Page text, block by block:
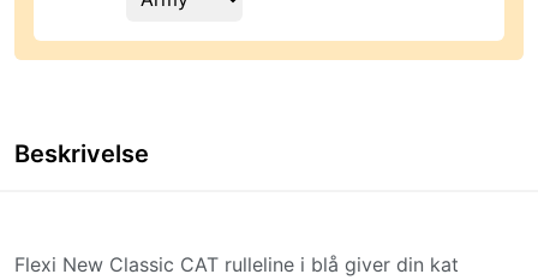
Beskrivelse
Flexi New Classic CAT rulleline i blå giver din kat